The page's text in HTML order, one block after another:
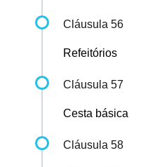
Cláusula 56
Refeitórios
Cláusula 57
Cesta básica
Cláusula 58